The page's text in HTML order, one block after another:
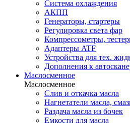
Система охлаждения
АКПП
Генераторы, стартеры
Регулировка света фар
Компрессометры,
Адаптеры ATF
Устройства для тех.
Дополнения к
Маслосменное
Маслосменное
Слив и откачка масла
Нагнетатели масла,
Раздача масла из бочек
Емкости для масла